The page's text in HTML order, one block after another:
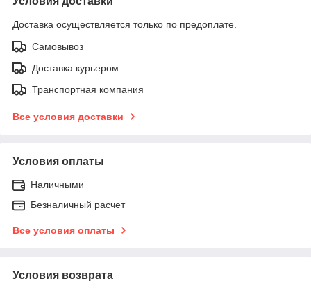
Доставка осуществляется только по предоплате.
Самовывоз
Доставка курьером
Транспортная компания
Все условия доставки
Условия оплаты
Наличными
Безналичный расчет
Все условия оплаты
Условия возврата